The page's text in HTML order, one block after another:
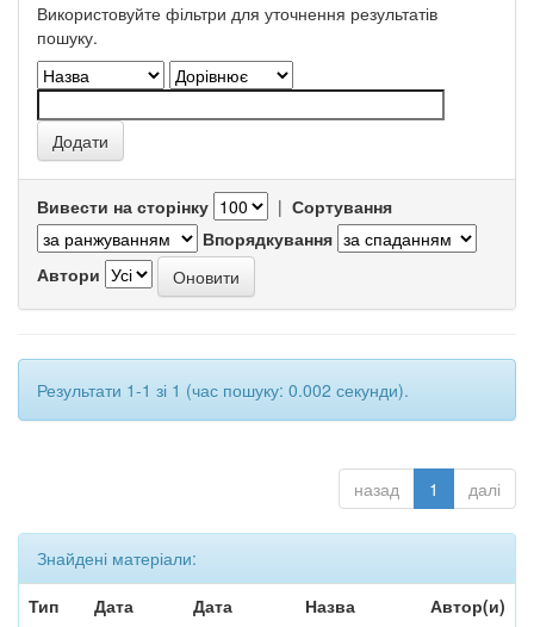
Використовуйте фільтри для уточнення результатів
пошуку.
Вивести на сторінку | Сортування
Впорядкування
Автори
Результати 1-1 зі 1 (час пошуку: 0.002 секунди).
назад 1 далі
Знайдені матеріали:
Тип
Дата
Дата
Назва Автор(и)